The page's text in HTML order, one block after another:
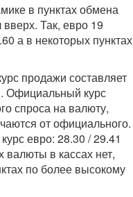
в пунктах обмена
Так, евро 19
а в некоторых пунктах
продажи составляет
Официальный курс
спроса на валюту,
от официального.
евро: 28.30 / 29.41
валюты в кассах нет,
по более высокому